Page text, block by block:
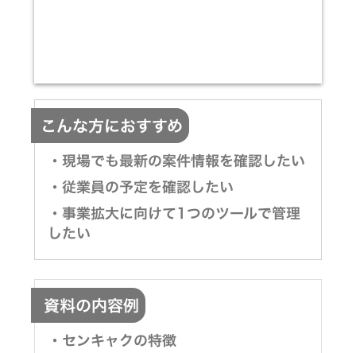
こんな方におすすめ
・現場でも最新の案件情報を確認したい
・従業員の予定を確認したい
・事業拡大に向けて1つのツールで管理
したい
資料の内容例
・センキャクの特徴